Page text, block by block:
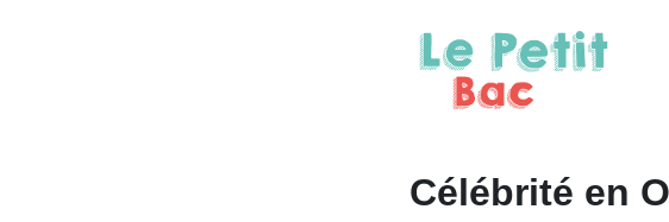
Célébrité en O